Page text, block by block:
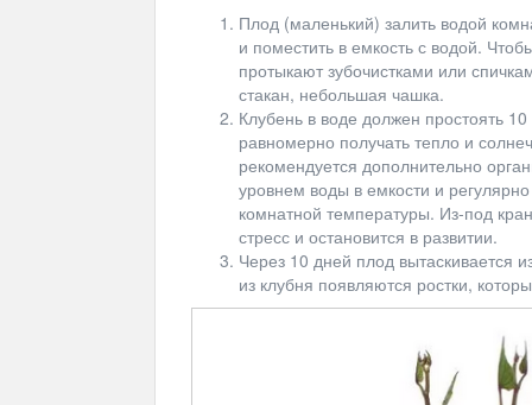
Плод (маленький) залить водой
и поместить в емкость с водой.
протыкают зубочистками или
стакан, небольшая чашка.
Клубень в воде должен простоять
равномерно получать тепло и
рекомендуется дополнительно
уровнем воды в емкости и
комнатной температуры. Из-под
стресс и остановится в развитии.
Через 10 дней плод вытаскивается
из клубня появляются ростки,